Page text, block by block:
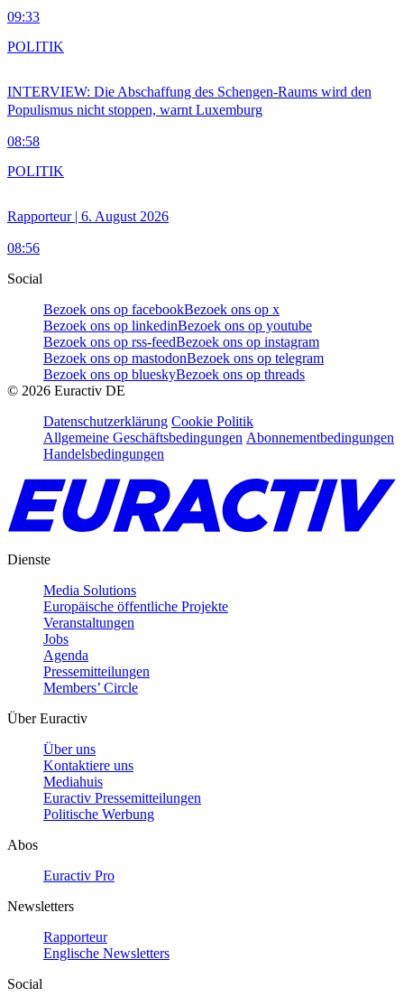
09:33
INTERVIEW: Die Abschaffung des Schengen-Raums wird den
Populismus nicht stoppen, warnt Luxemburg
08:58
POLITIK
Rapporteur | 6. August 2026
08:56
POLITIK
Social
Bezoek ons op facebookBezoek ons op x
Bezoek ons op linkedinBezoek ons op youtube
Bezoek ons op rss-feedBezoek ons op instagram
Bezoek ons op mastodonBezoek ons op telegram
Bezoek ons op blueskyBezoek ons op threads
© 2026 Euractiv DE
Datenschutzerklärung Cookie Politik
Allgemeine Geschäftsbedingungen Abonnementbedingungen
Handelsbedingungen
Dienste
Media Solutions
Europäische öffentliche Projekte
Veranstaltungen
Jobs
Agenda
Pressemitteilungen
Members’ Circle
Über Euractiv
Über uns
Kontaktiere uns
Mediahuis
Euractiv Pressemitteilungen
Politische Werbung
Abos
Euractiv Pro
Newsletters
Rapporteur
Englische Newsletters
Social